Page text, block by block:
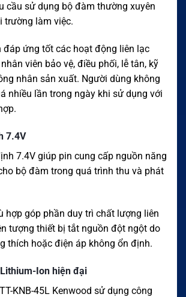
cầu sử dụng bộ đàm thường xuyên
trường làm việc.
đáp ứng tốt các hoạt động liên lạc
viên bảo vệ, điều phối, lễ tân, kỹ
nhân sản xuất. Người dùng không
nhiều lần trong ngày khi sử dụng với
7.4V
7.4V giúp pin cung cấp nguồn năng
bộ đàm trong quá trình thu và phát
hợp góp phần duy trì chất lượng liên
tượng thiết bị tắt nguồn đột ngột do
thích hoặc điện áp không ổn định.
Ion hiện đại
KNB-45L Kenwood sử dụng công